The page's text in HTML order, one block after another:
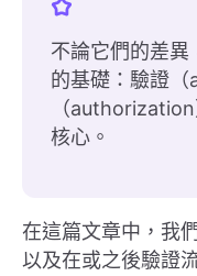
不論它們的差異
的基礎：驗證
（
核心。
在這篇文章中，我
以及在或之後驗證